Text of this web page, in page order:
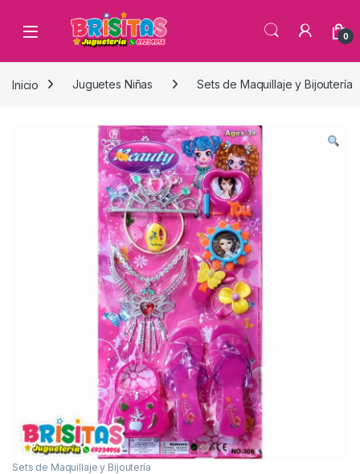
0
Inicio Juguetes Niñas Sets de Maquillaje y Bijoutería
Sets de Maquillaje y Bijoutería